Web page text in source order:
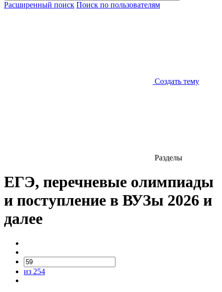
Расширенный поиск Поиск по пользователям
Создать тему
Разделы
ЕГЭ, перечневые олимпиады
и поступление в ВУЗы 2026 и
далее
из 254